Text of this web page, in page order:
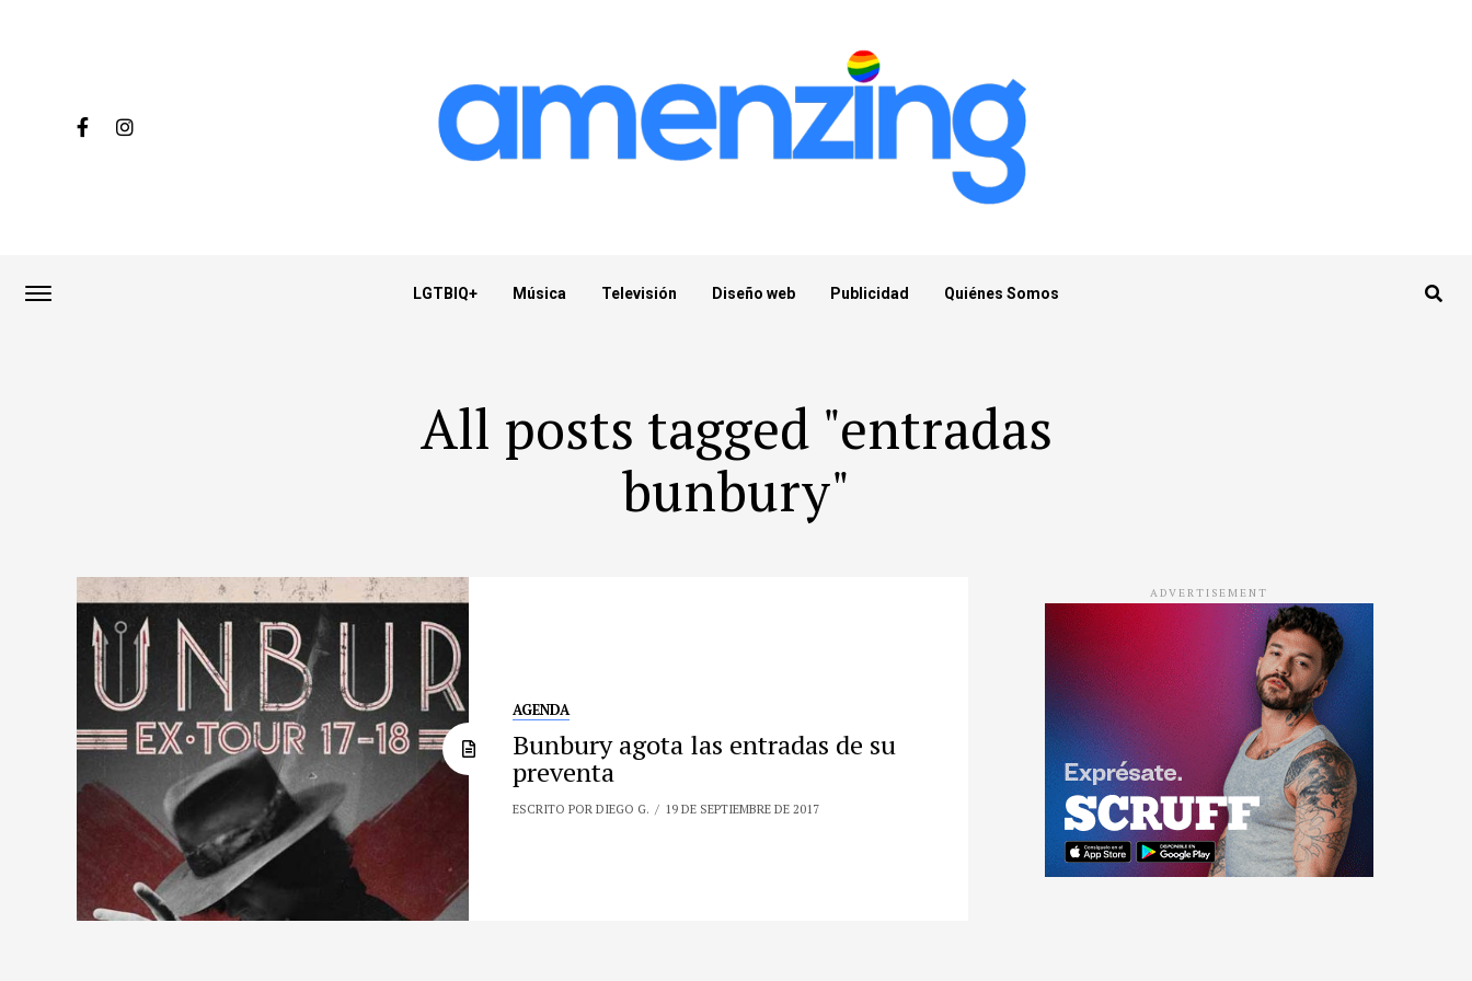
LGTBIQ+ Música Televisión Diseño web Publicidad Quiénes Somos
All posts tagged "entradas
bunbury"
AGENDA
Bunbury agota las entradas de su
preventa
ESCRITO POR DIEGO G. 19 DE SEPTIEMBRE DE 2017
ADVERTISEMENT